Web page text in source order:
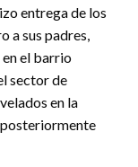
entrega de los
a sus padres,
en el barrio
sector de
en la